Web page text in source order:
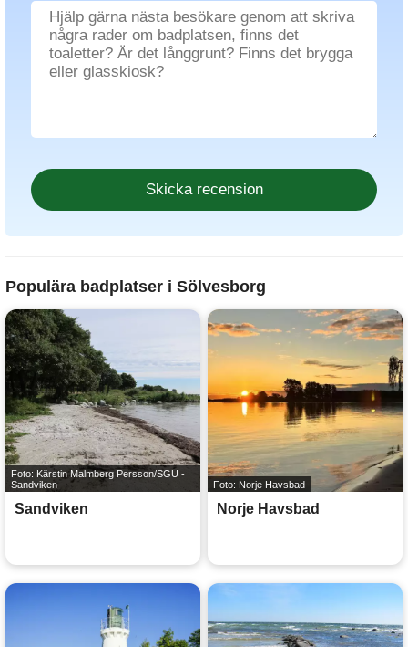
Populära badplatser i Sölvesborg
Foto: Kärstin Malmberg Persson/SGU -
Sandviken
Sandviken
Foto: Norje Havsbad
Norje Havsbad